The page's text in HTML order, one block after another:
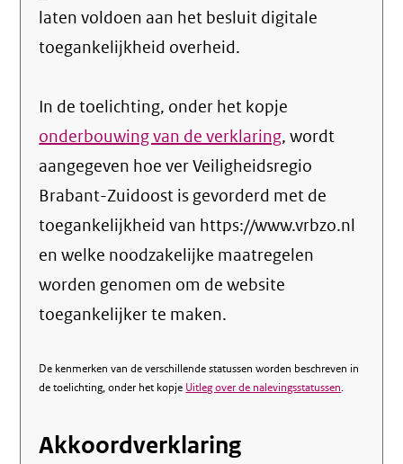
laten voldoen aan het besluit digitale
toegankelijkheid overheid.
In de toelichting, onder het kopje
onderbouwing van de verklaring, wordt
aangegeven hoe ver Veiligheidsregio
Brabant-Zuidoost is gevorderd met de
toegankelijkheid van https://www.vrbzo.nl
en welke noodzakelijke maatregelen
worden genomen om de website
toegankelijker te maken.
De kenmerken van de verschillende statussen worden beschreven in
de toelichting, onder het kopje Uitleg over de nalevingsstatussen.
Akkoordverklaring